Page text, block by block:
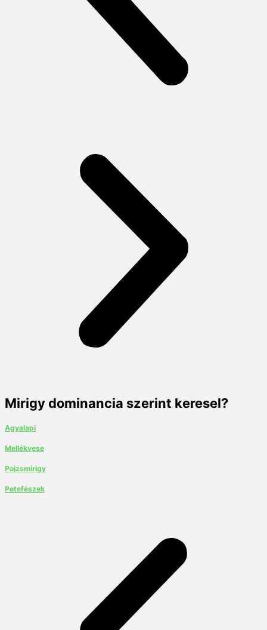
Mirigy dominancia szerint keresel?
Agyalapi
Mellékvese
Pajzsmirigy
Petefészek